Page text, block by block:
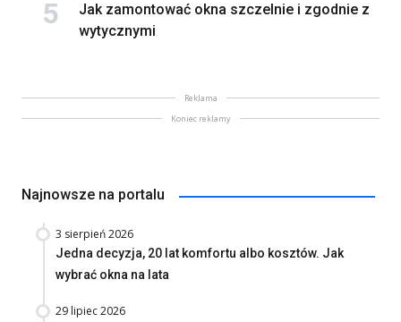
Jak zamontować okna szczelnie i zgodnie z
wytycznymi
Reklama
Koniec reklamy
Najnowsze na portalu
3 sierpień 2026
Jedna decyzja, 20 lat komfortu albo kosztów. Jak
wybrać okna na lata
29 lipiec 2026